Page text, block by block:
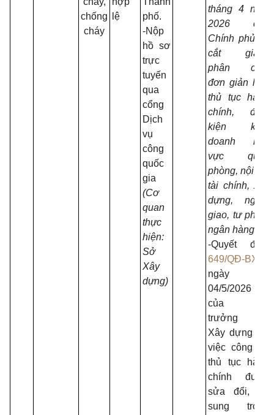
chống
cháy
lệ
phố.
-Nộp
hồ sơ
trực
tuyến
qua
cổng
Dịch
vụ
công
quốc
gia
(Cơ
quan
thực
hiện:
Sở
Xây
dựng)
tháng 4 năm
2026 của
Chính phủ về
cắt giảm,
phân cấp,
đơn giản hóa
thủ tục hành
chính, điều
kiện kinh
doanh lĩnh
vực quốc
phòng, nội vụ,
tài chính, xây
dựng, ngoại
giao, tư pháp,
ngân hàng.
-Quyết định
649/QĐ-BXD
ngày
04/5/2026
của Bộ
trưởng Bộ
Xây dựng Về
việc công bố
thủ tục hành
chính được
sửa đổi, bổ
sung trong